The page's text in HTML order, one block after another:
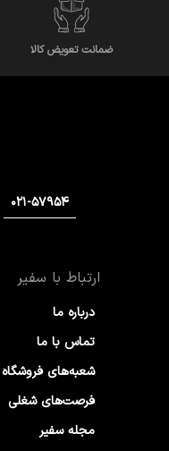
ضمانت تعویض کالا
۰۲۱-۵۷۹۵۴
ارتباط با سفیر
درباره ما
تماس با ما
شعبه‌های فروشگاه
فرصت‌های شغلی
مجله سفیر